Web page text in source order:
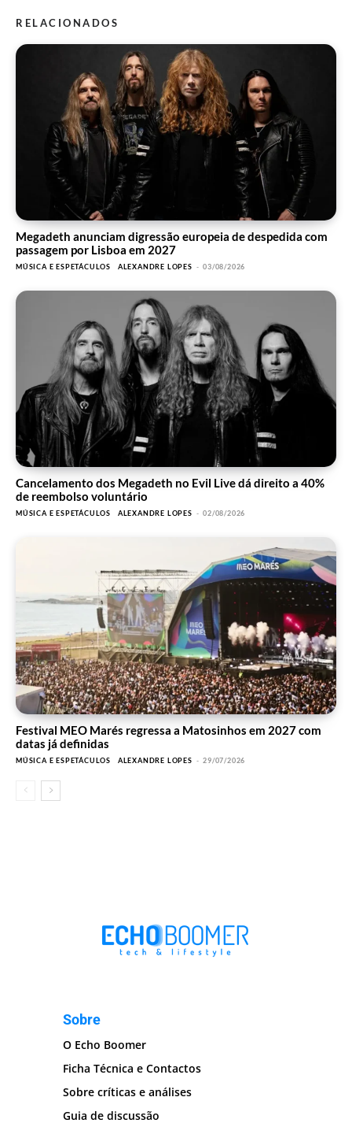
RELACIONADOS
Megadeth anunciam digressão europeia de despedida com
passagem por Lisboa em 2027
MÚSICA E ESPETÁCULOS ALEXANDRE LOPES - 03/08/2026
Cancelamento dos Megadeth no Evil Live dá direito a 40%
de reembolso voluntário
MÚSICA E ESPETÁCULOS ALEXANDRE LOPES - 02/08/2026
Festival MEO Marés regressa a Matosinhos em 2027 com
datas já definidas
MÚSICA E ESPETÁCULOS ALEXANDRE LOPES - 29/07/2026
Sobre
O Echo Boomer
Ficha Técnica e Contactos
Sobre críticas e análises
Guia de discussão